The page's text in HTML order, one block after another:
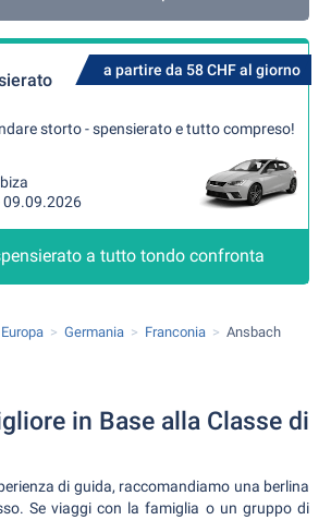
a partire da 58 CHF al giorno
storto - spensierato e tutto compreso!
09.09.2026
a tutto tondo confronta
Europa Germania Franconia Ansbach
in Base alla Classe di
di guida, raccomandiamo una berlina
Se viaggi con la famiglia o un gruppo di